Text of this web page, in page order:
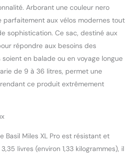
Arborant une couleur nero
parfaitement aux vélos modernes tout
sophistication. Ce sac, destiné aux
répondre aux besoins des
soient en balade ou en voyage longue
de 9 à 36 litres, permet une
ce produit extrêmement
Basil Miles XL Pro est résistant et
livres (environ 1,33 kilogrammes), il